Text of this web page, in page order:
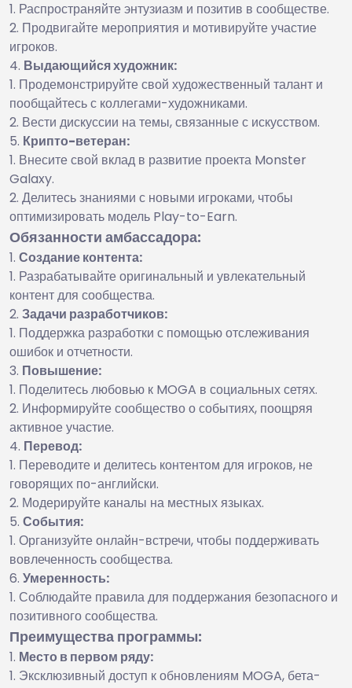
Распространяйте энтузиазм и позитив в сообществе.
Продвигайте мероприятия и мотивируйте участие
игроков.
Выдающийся художник:
Продемонстрируйте свой художественный талант и
пообщайтесь с коллегами-художниками.
Вести дискуссии на темы, связанные с искусством.
Крипто-ветеран:
Внесите свой вклад в развитие проекта Monster
Galaxy.
Делитесь знаниями с новыми игроками, чтобы
оптимизировать модель Play-to-Earn.
Обязанности амбассадора:
Создание контента:
Разрабатывайте оригинальный и увлекательный
контент для сообщества.
Задачи разработчиков:
Поддержка разработки с помощью отслеживания
ошибок и отчетности.
Повышение:
Поделитесь любовью к MOGA в социальных сетях.
Информируйте сообщество о событиях, поощряя
активное участие.
Перевод:
Переводите и делитесь контентом для игроков, не
говорящих по-английски.
Модерируйте каналы на местных языках.
События:
Организуйте онлайн-встречи, чтобы поддерживать
вовлеченность сообщества.
Умеренность:
Соблюдайте правила для поддержания безопасного и
позитивного сообщества.
Преимущества программы:
Место в первом ряду:
Эксклюзивный доступ к обновлениям MOGA, бета-